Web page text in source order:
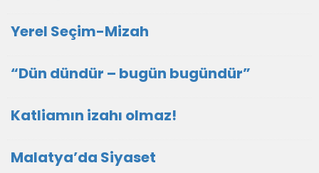
Yerel Seçim-Mizah
“Dün dündür – bugün bugündür”
Katliamın izahı olmaz!
Malatya’da Siyaset